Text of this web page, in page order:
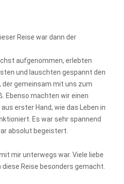
Reise war dann der
aufgenommen, erlebten
und lauschten gespannt den
der gemeinsam mit uns zum
Ebenso machten wir einen
erster Hand, wie das Leben in
Es war sehr spannend
absolut begeistert.
mir unterwegs war. Viele liebe
Reise besonders gemacht.